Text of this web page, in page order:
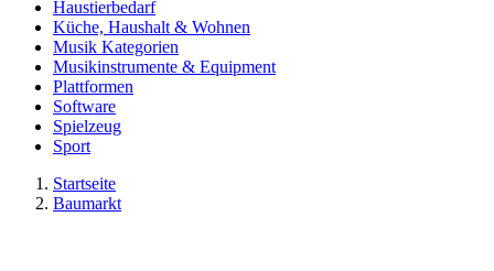
Haustierbedarf
Küche, Haushalt & Wohnen
Musik Kategorien
Musikinstrumente & Equipment
Plattformen
Software
Spielzeug
Sport
Startseite
Baumarkt